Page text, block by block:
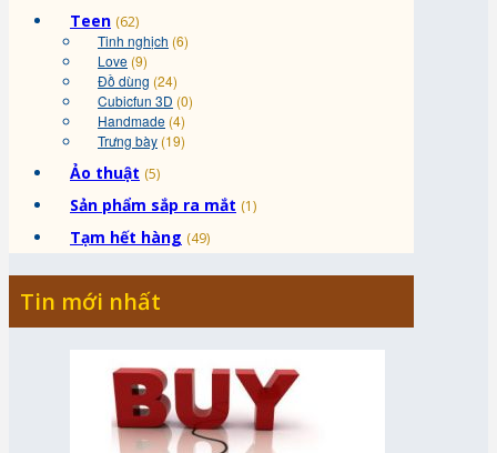
Teen (62)
Tinh nghịch (6)
Love (9)
Đồ dùng (24)
Cubicfun 3D (0)
Handmade (4)
Trưng bày (19)
Ảo thuật (5)
Sản phẩm sắp ra mắt (1)
Tạm hết hàng (49)
Tin mới nhất